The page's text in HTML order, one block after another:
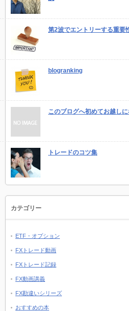
第2波でエントリーする重要
blogranking
このブログへ初めてお越し
トレードのコツ集
カテゴリー
ETF・オプション
FXトレード動画
FXトレード記録
FX動画講義
FX勘違いシリーズ
おすすめの本